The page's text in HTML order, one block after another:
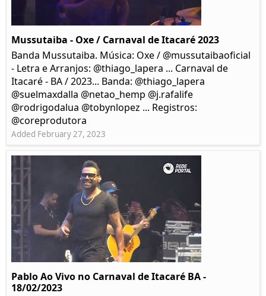
Mussutaiba - Oxe / Carnaval de Itacaré 2023
Banda Mussutaiba. Música: Oxe / @mussutaibaoficial
- Letra e Arranjos: @thiago_lapera ... Carnaval de
Itacaré - BA / 2023... Banda: @thiago_lapera
@suelmaxdalla @netao_hemp @j.rafalife
@rodrigodalua @tobynlopez ... Registros:
@coreprodutora
Added February 27, 2023
Pablo Ao Vivo no Carnaval de Itacaré BA -
18/02/2023